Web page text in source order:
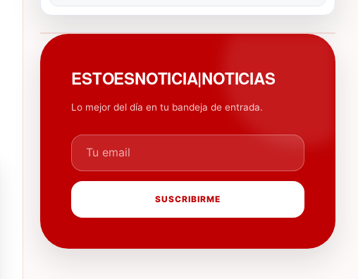
ESTOESNOTICIA|NOTICIAS
Lo mejor del día en tu bandeja de entrada.
Tu email
SUSCRIBIRME